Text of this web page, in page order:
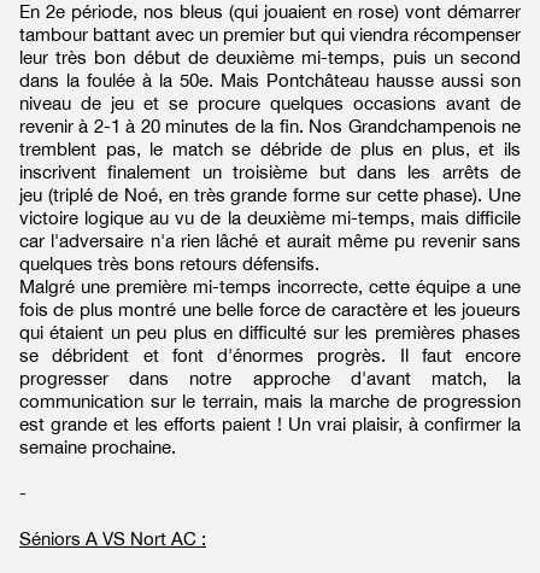
En 2e période, nos bleus (qui jouaient en rose) vont démarrer
tambour battant avec un premier but qui viendra récompenser
leur très bon début de deuxième mi-temps, puis un second
dans la foulée à la 50e. Mais Pontchâteau hausse aussi son
niveau de jeu et se procure quelques occasions avant de
revenir à 2-1 à 20 minutes de la fin. Nos Grandchampenois ne
tremblent pas, le match se débride de plus en plus, et ils
inscrivent finalement un troisième but dans les arrêts de
jeu (triplé de Noé, en très grande forme sur cette phase). Une
victoire logique au vu de la deuxième mi-temps, mais difficile
car l'adversaire n'a rien lâché et aurait même pu revenir sans
quelques très bons retours défensifs.
Malgré une première mi-temps incorrecte, cette équipe a une
fois de plus montré une belle force de caractère et les joueurs
qui étaient un peu plus en difficulté sur les premières phases
se débrident et font d'énormes progrès. Il faut encore
progresser dans notre approche d'avant match, la
communication sur le terrain, mais la marche de progression
est grande et les efforts paient ! Un vrai plaisir, à confirmer la
semaine prochaine.
-
Séniors A VS Nort AC :